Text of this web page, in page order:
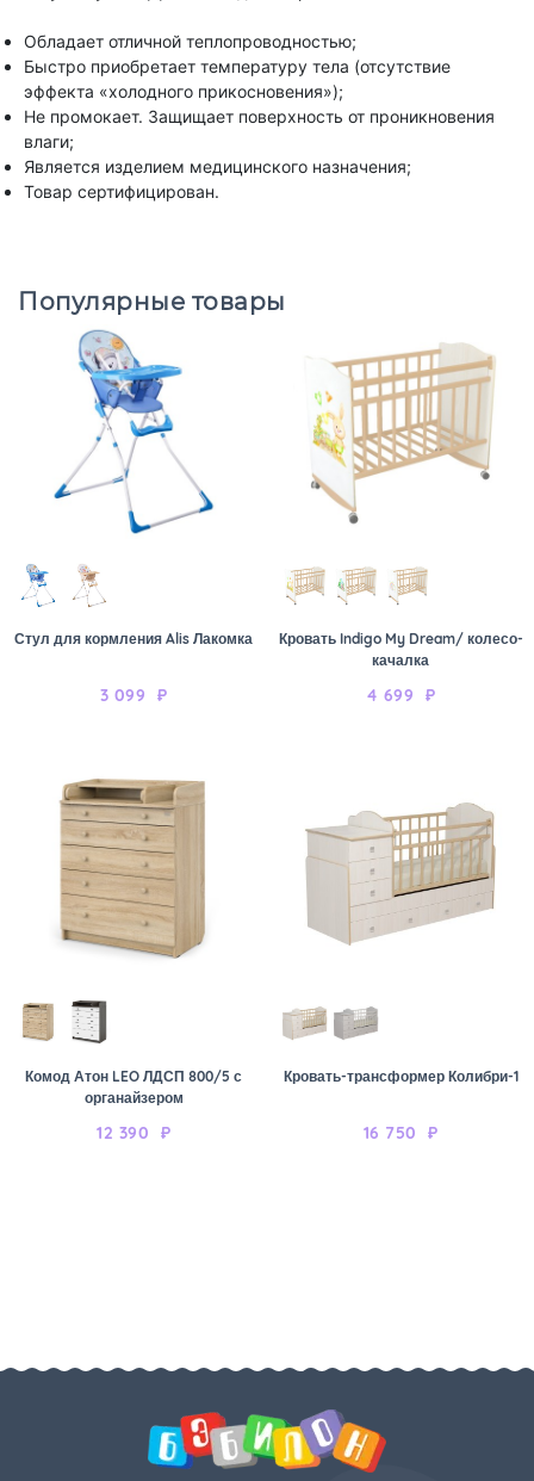
Обладает отличной теплопроводностью;
Быстро приобретает температуру тела (отсутствие
эффекта «холодного прикосновения»);
Не промокает. Защищает поверхность от проникновения
влаги;
Является изделием медицинского назначения;
Товар сертифицирован.
Популярные товары
Стул для кормления Alis Лакомка
3 099 ₽
Кровать Indigo My Dream/ колесо-
качалка
4 699 ₽
Комод Атон LEO ЛДСП 800/5 с
органайзером
12 390 ₽
Кровать-трансформер Колибри-1
16 750 ₽